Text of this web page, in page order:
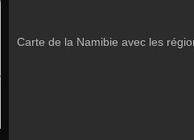
Carte de la Namibie avec les